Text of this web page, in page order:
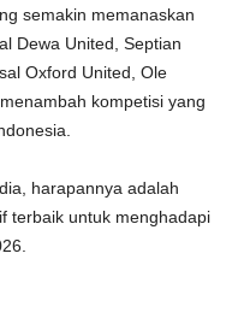
semakin memanaskan
Dewa United, Septian
Oxford United, Ole
kompetisi yang
harapannya adalah
terbaik untuk menghadapi